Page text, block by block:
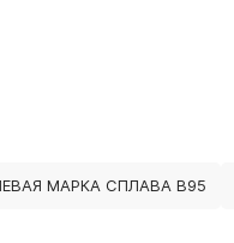
МАРКА СПЛАВА В95